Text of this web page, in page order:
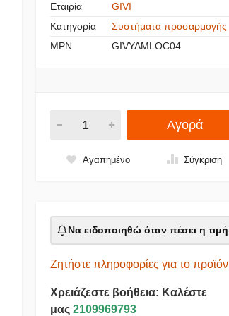
Εταιρία
GIVI
Κατηγορία
Συστήματα προσαρμογής
MPN
GIVYAMLOC04
Αγορά
Αγαπημένο Σύγκριση
Να ειδοποιηθώ όταν πέσει η τιμή
Ζητήστε πληροφορίες για το προϊόν
Χρειάζεστε βοήθεια: Καλέστε
μας 2109969793